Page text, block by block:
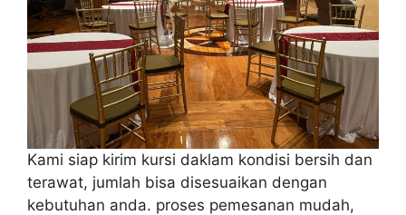
Kami siap kirim kursi daklam kondisi bersih dan
terawat, jumlah bisa disesuaikan dengan
kebutuhan anda. proses pemesanan mudah,